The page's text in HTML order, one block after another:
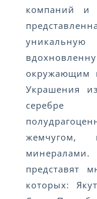
компаний и
окружающим
Украшения
представят
которых: